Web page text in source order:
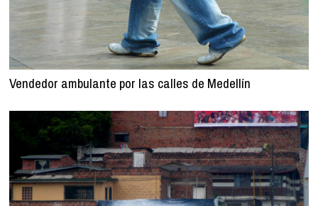
Vendedor ambulante por las calles de Medellín